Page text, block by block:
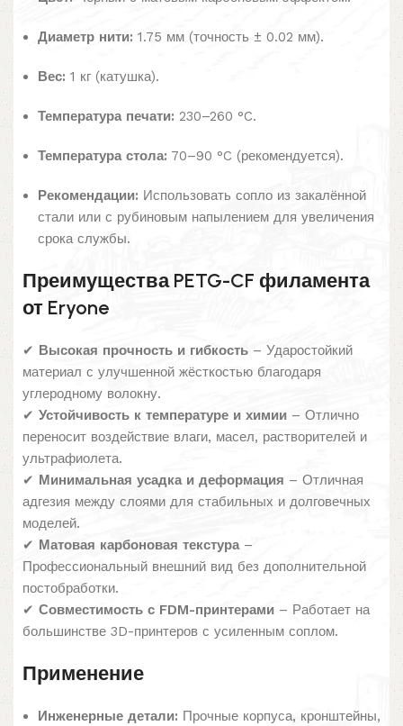
Диаметр нити: 1.75 мм (точность ± 0.02 мм).
Вес: 1 кг (катушка).
Температура печати: 230–260 °C.
Температура стола: 70–90 °C (рекомендуется).
Рекомендации: Использовать сопло из закалённой
стали или с рубиновым напылением для увеличения
срока службы.
Преимущества PETG-CF филамента
от Eryone
✔ Высокая прочность и гибкость – Ударостойкий
материал с улучшенной жёсткостью благодаря
углеродному волокну.
✔ Устойчивость к температуре и химии – Отлично
переносит воздействие влаги, масел, растворителей и
ультрафиолета.
✔ Минимальная усадка и деформация – Отличная
адгезия между слоями для стабильных и долговечных
моделей.
✔ Матовая карбоновая текстура–
Профессиональный внешний вид без дополнительной
постобработки.
✔ Совместимость с FDM-принтерами – Работает на
большинстве 3D-принтеров с усиленным соплом.
Применение
Инженерные детали: Прочные корпуса, кронштейны,